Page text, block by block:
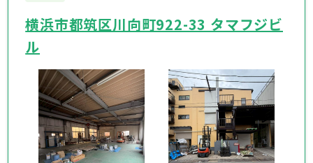
横浜市都筑区川向町922-33 タマフジビ
ル